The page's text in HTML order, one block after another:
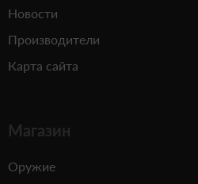
Новости
Производители
Карта сайта
Магазин
Оружие